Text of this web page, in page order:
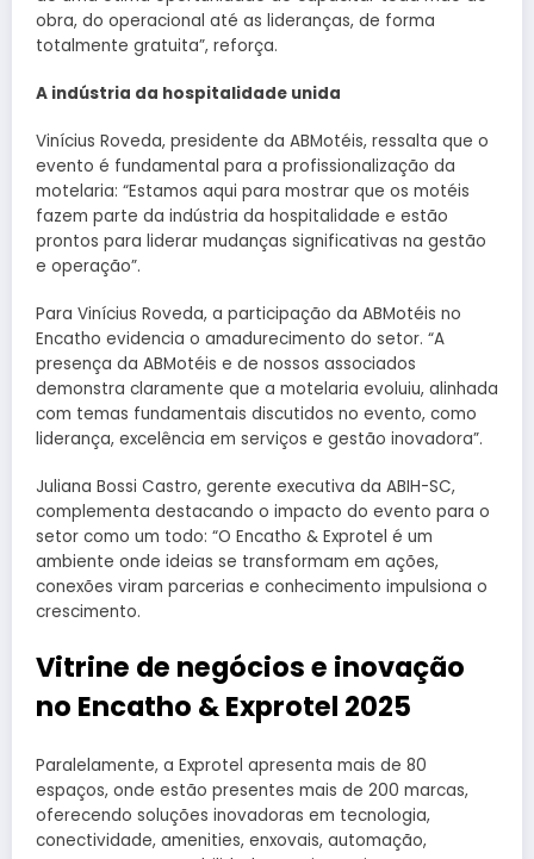
obra, do operacional até as lideranças, de forma
totalmente gratuita”, reforça.
A indústria da hospitalidade unida
Vinícius Roveda, presidente da ABMotéis, ressalta que o
evento é fundamental para a profissionalização da
motelaria: “Estamos aqui para mostrar que os motéis
fazem parte da indústria da hospitalidade e estão
prontos para liderar mudanças significativas na gestão
e operação”.
Para Vinícius Roveda, a participação da ABMotéis no
Encatho evidencia o amadurecimento do setor. “A
presença da ABMotéis e de nossos associados
demonstra claramente que a motelaria evoluiu, alinhada
com temas fundamentais discutidos no evento, como
liderança, excelência em serviços e gestão inovadora”.
Juliana Bossi Castro, gerente executiva da ABIH-SC,
complementa destacando o impacto do evento para o
setor como um todo: “O Encatho & Exprotel é um
ambiente onde ideias se transformam em ações,
conexões viram parcerias e conhecimento impulsiona o
crescimento.
Vitrine de negócios e inovação
no Encatho & Exprotel 2025
Paralelamente, a Exprotel apresenta mais de 80
espaços, onde estão presentes mais de 200 marcas,
oferecendo soluções inovadoras em tecnologia,
conectividade, amenities, enxovais, automação,